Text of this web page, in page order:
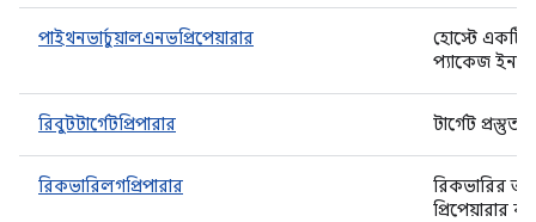
পাইথনভার্চুয়ালএনভপ্রিপেয়ারার
হোস্টে একটি
প্যাকেজ
রিবুটটার্গেটপ্রিপারার টার্গেট
রিকভারিলগপ্রিপারার
রিকভারির
প্রিপেয়ারার